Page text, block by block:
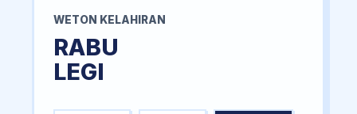
WETON KELAHIRAN
RABU
LEGI